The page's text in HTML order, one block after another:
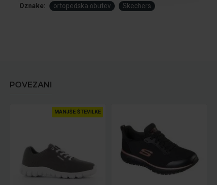
Oznake: ortopedska obutev Skechers
POVEZANI
MANJŠE ŠTEVILKE